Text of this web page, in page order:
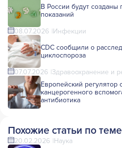
В России будут
показаний
08.07.2026 Инфекции
CDC сообщили о
циклоспороза
07.07.2026 Здравоохранение и
Европейский регулятор
канцерогенного
антибиотика
Похожие статьи по теме
20.02.2026 Наука